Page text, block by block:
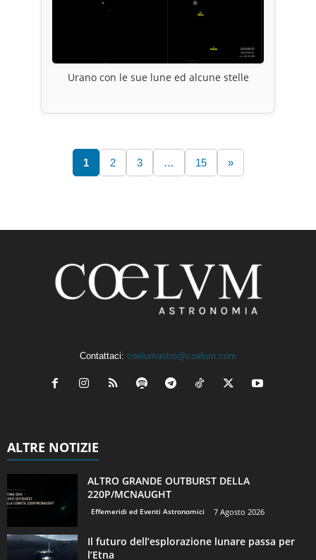
Urano con le sue lune ed alcune stelle
1 2 3 … 15 »
Contattaci: coelumastro@coelum.com
ALTRE NOTIZIE
ALTRO GRANDE OUTBURST DELLA
220P/MCNAUGHT
Effemeridi ed Eventi Astronomici 7 Agosto 2026
Il futuro dell’esplorazione lunare passa per
l’Etna